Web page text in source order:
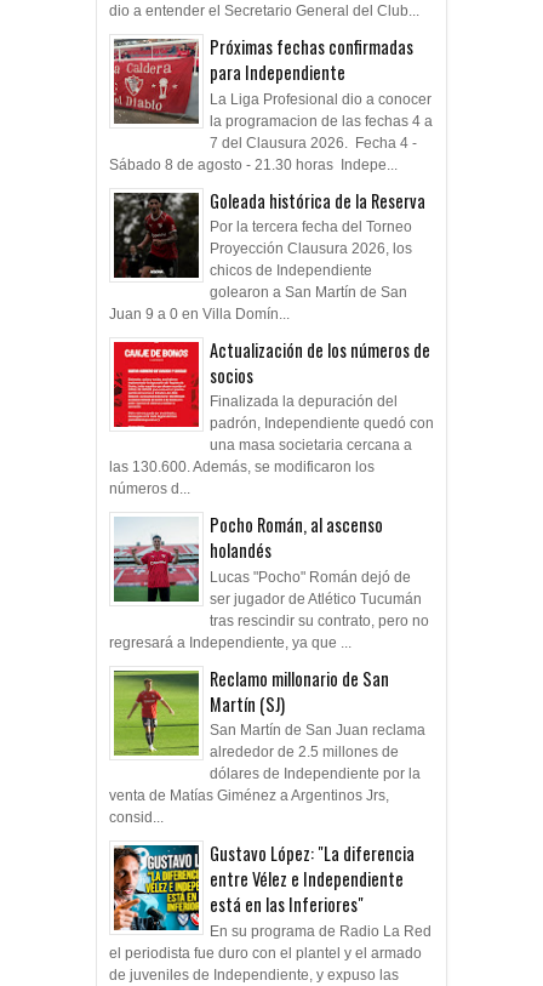
dio a entender el Secretario General del Club...
Próximas fechas confirmadas
para Independiente
La Liga Profesional dio a conocer
la programacion de las fechas 4 a
7 del Clausura 2026. Fecha 4 -
Sábado 8 de agosto - 21.30 horas Indepe...
Goleada histórica de la Reserva
Por la tercera fecha del Torneo
Proyección Clausura 2026, los
chicos de Independiente
golearon a San Martín de San
Juan 9 a 0 en Villa Domín...
Actualización de los números de
socios
Finalizada la depuración del
padrón, Independiente quedó con
una masa societaria cercana a
las 130.600. Además, se modificaron los
números d...
Pocho Román, al ascenso
holandés
Lucas "Pocho" Román dejó de
ser jugador de Atlético Tucumán
tras rescindir su contrato, pero no
regresará a Independiente, ya que ...
Reclamo millonario de San
Martín (SJ)
San Martín de San Juan reclama
alrededor de 2.5 millones de
dólares de Independiente por la
venta de Matías Giménez a Argentinos Jrs,
consid...
Gustavo López: "La diferencia
entre Vélez e Independiente
está en las Inferiores"
En su programa de Radio La Red
el periodista fue duro con el plantel y el armado
de juveniles de Independiente, y expuso las